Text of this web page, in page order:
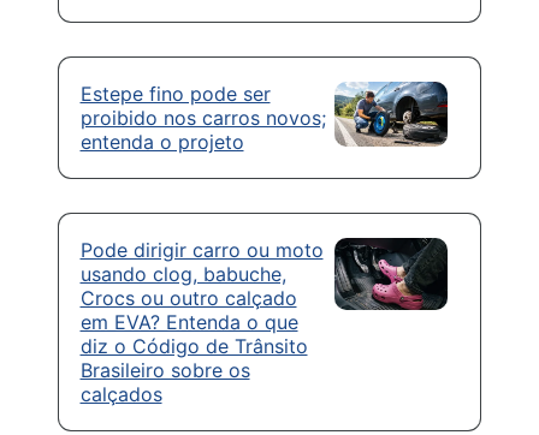
Estepe fino pode ser
proibido nos carros novos;
entenda o projeto
Pode dirigir carro ou moto
usando clog, babuche,
Crocs ou outro calçado
em EVA? Entenda o que
diz o Código de Trânsito
Brasileiro sobre os
calçados